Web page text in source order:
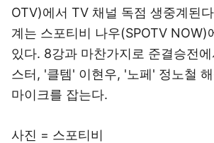
OTV)에서 TV 채널 독점 생중계된
계는 스포티비 나우(SPOTV NOW)
있다. 8강과 마찬가지로 준결승전
스터, '클템' 이현우, '노페' 정노철
마이크를 잡는다.
사진 = 스포티비